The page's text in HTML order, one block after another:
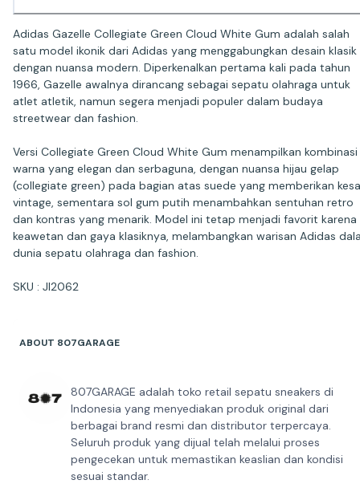
Adidas Gazelle Collegiate Green Cloud White Gum adalah salah
satu model ikonik dari Adidas yang menggabungkan desain klasik
dengan nuansa modern. Diperkenalkan pertama kali pada tahun
1966, Gazelle awalnya dirancang sebagai sepatu olahraga untuk
atlet atletik, namun segera menjadi populer dalam budaya
streetwear dan fashion.
Versi Collegiate Green Cloud White Gum menampilkan kombinasi
warna yang elegan dan serbaguna, dengan nuansa hijau gelap
(collegiate green) pada bagian atas suede yang memberikan
vintage, sementara sol gum putih menambahkan sentuhan retro
dan kontras yang menarik. Model ini tetap menjadi favorit karena
keawetan dan gaya klasiknya, melambangkan warisan Adidas
dunia sepatu olahraga dan fashion.
ABOUT 807GARAGE
807GARAGE adalah toko retail sepatu sneakers di
Indonesia yang menyediakan produk original dari
berbagai brand resmi dan distributor terpercaya.
Seluruh produk yang dijual telah melalui proses
pengecekan untuk memastikan keaslian dan kondisi
sesuai standar.